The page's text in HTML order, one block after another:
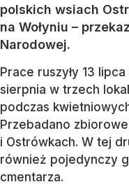
polskich wsiach
na Wołyniu –
Narodowej.
Prace ruszyły 13
sierpnia w trzech
podczas
Przebadano
i Ostrówkach. W tej
również pojedynczy
cmentarza.